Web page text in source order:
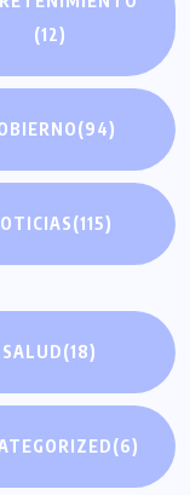
(12)
(94)
(115)
SALUD(18)
(6)